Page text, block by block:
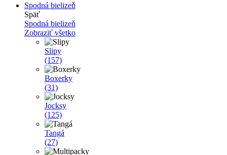
Spodná bielizeň
Späť
Spodná bielizeň
Zobraziť všetko
Slipy
(157)
Boxerky
(31)
Jocksy
(125)
Tangá
(27)